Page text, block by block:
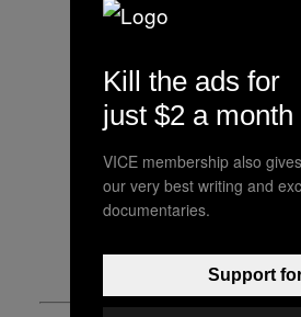
Kill the ads for
just $2 a month
VICE membership also
our very best writing and
documentaries.
Support